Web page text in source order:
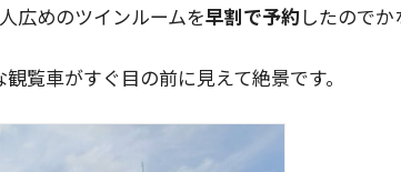
広めのツインルームを早割で予約 したのでか
覧車がすぐ目の前に見えて絶景です。